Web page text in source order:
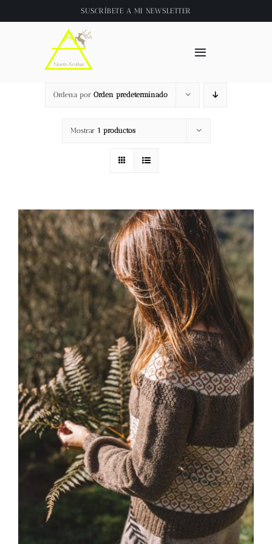
al
SUSCRÍBETE A MI NEWSLETTER
Toggle
Inicio
About
Tienda
Videos
Blog
Contacto
Newsletter
Carrito
Mi cuenta
Ordena por Orden predeterminado
Mostrar 1 productos